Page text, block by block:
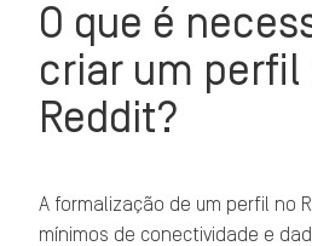
O que é
criar um perfil
Reddit?
A formalização de um perfil no
mínimos de conectividade e